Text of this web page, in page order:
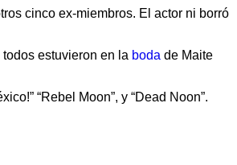
cinco ex-miembros. El actor ni borró
estuvieron en la boda de Maite
“Rebel Moon”, y “Dead Noon”.